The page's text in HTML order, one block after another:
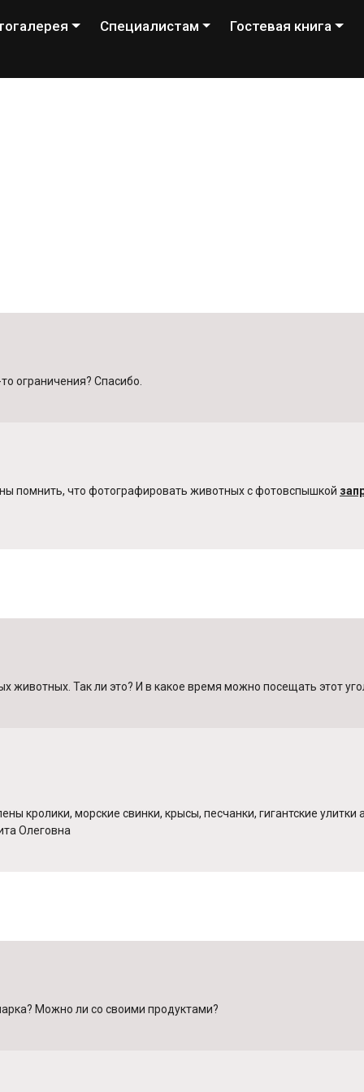
Специалистам Гостевая книга
ограничения? Спасибо.
помнить, что фотографировать животных с фотовспышкой
Так ли это? И в какое время можно посещать этот
морские свинки, крысы, песчанки, гигантские улитки
Олеговна
Можно ли со своими продуктами?